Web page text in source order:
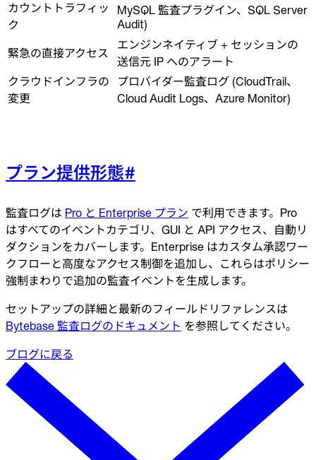
カウントトラフィッ
ク
MySQL 監査プラグイン、SQL Server
Audit)
緊急の直接アクセス
エンジンネイティブ + セッションの
送信元 IP へのアラート
クラウドインフラの
変更
プロバイダー監査ログ (CloudTrail、
Cloud Audit Logs、Azure Monitor)
プラン提供形態#
監査ログは Pro と Enterprise プラン で利用できます。Pro
はすべてのイベントカテゴリ、GUI と API アクセス、自動リ
ダクションをカバーします。Enterprise はカスタム承認ワー
クフローと高度なアクセス制御を追加し、これらはポリシー
強制まわりで追加の監査イベントを生成します。
セットアップの詳細と最新のフィールドリファレンスは
Bytebase 監査ログのドキュメント を参照してください。
ブログに戻る